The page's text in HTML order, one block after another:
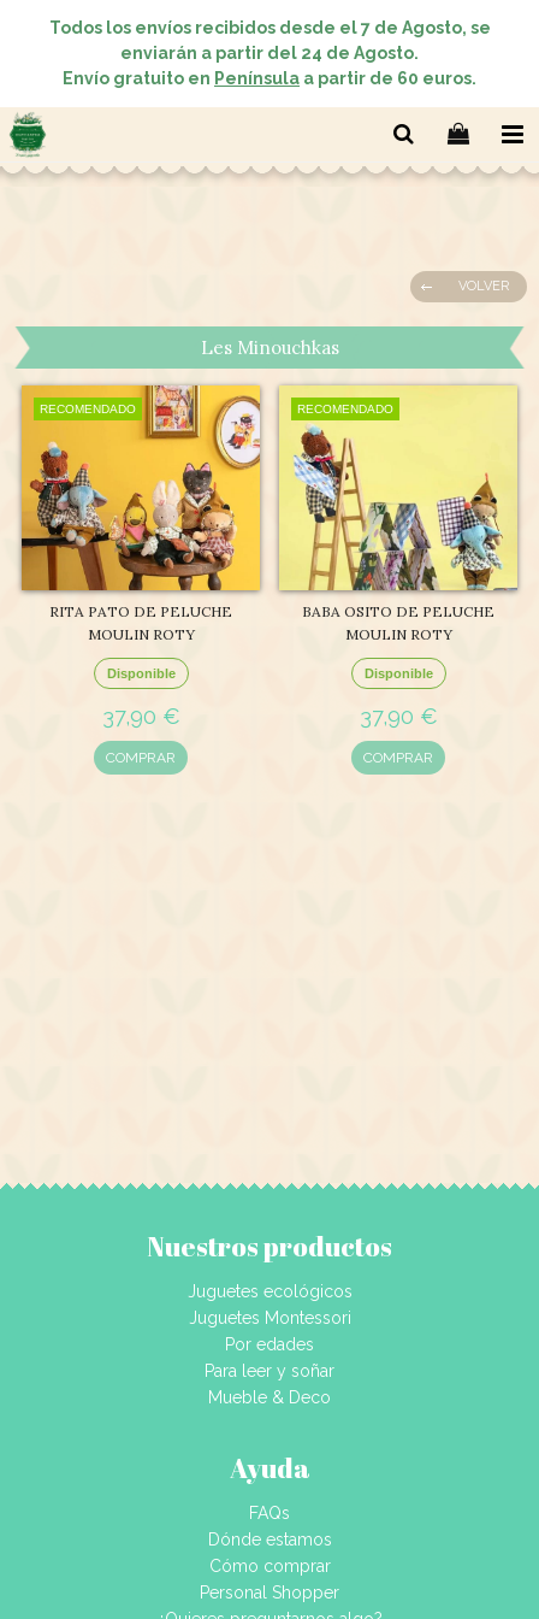
Todos los envíos recibidos desde el 7 de Agosto, se
enviarán a partir del 24 de Agosto.
Envío gratuito en Península a partir de 60 euros.
VOLVER
Les Minouchkas
RECOMENDADO
RITA PATO DE PELUCHE
MOULIN ROTY
Disponible
37,90 €
COMPRAR
RECOMENDADO
BABA OSITO DE PELUCHE
MOULIN ROTY
Disponible
37,90 €
COMPRAR
Nuestros productos
Juguetes ecológicos
Juguetes Montessori
Por edades
Para leer y soñar
Mueble & Deco
Ayuda
FAQs
Dónde estamos
Cómo comprar
Personal Shopper